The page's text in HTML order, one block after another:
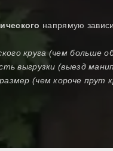
напрямую
круга (чем больше
выгрузки (выезд
(чем короче прут